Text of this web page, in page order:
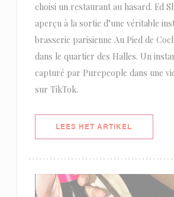
choisi un restaurant au hasard. Ed
aperçu à la sortie d’une véritable
brasserie parisienne Au Pied de
dans le quartier des Halles. Un
capturé par Purepeople dans une
sur TikTok.
LEES HET ARTIKEL